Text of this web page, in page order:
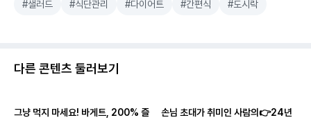
#샐러드 #식단관리 #다이어트 #간편식 #도시락
다른 콘텐츠 둘러보기
그냥 먹지 마세요! 바게트, 200% 즐
손님 초대가 취미인 사람의👉24년